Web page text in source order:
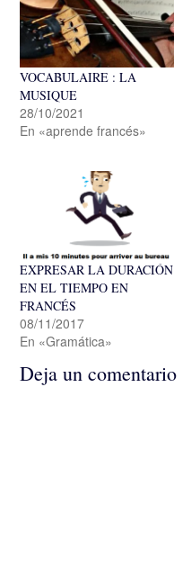
VOCABULAIRE : LA
MUSIQUE
28/10/2021
En «aprende francés»
EXPRESAR LA DURACIÓN
EN EL TIEMPO EN
FRANCÉS
08/11/2017
En «Gramática»
Deja un comentario